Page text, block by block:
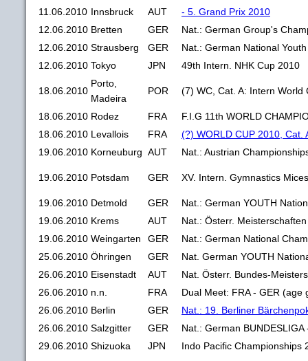
11.06.2010 Innsbruck AUT
- 5. Grand Prix 2010
12.06.2010 Bretten GER
Nat.: German Group's
12.06.2010 Strausberg GER
Nat.: German National
12.06.2010 Tokyo JPN 49th Intern. NHK Cup 2010
18.06.2010
Porto,
Madeira
POR (7) WC, Cat. A: Intern World
18.06.2010 Rodez FRA
F.I.G 11th WORLD
18.06.2010 Levallois FRA
(?) WORLD CUP 2010, Cat.
19.06.2010 Korneuburg AUT Nat.: Austrian
19.06.2010 Potsdam GER XV. Intern. Gymnastics
19.06.2010 Detmold GER
Nat.: German YOUTH
19.06.2010 Krems AUT
Nat.: Österr.
19.06.2010 Weingarten GER
Nat.: German National
25.06.2010 Öhringen GER
Nat. German YOUTH
26.06.2010 Eisenstadt AUT
Nat. Österr. Bundes-
26.06.2010 n.n. FRA
Dual Meet: FRA - GER (age
26.06.2010 Berlin GER
Nat.: 19. Berliner
26.06.2010 Salzgitter GER
Nat.: German BUNDESLIGA
29.06.2010 Shizuoka JPN Indo Pacific Championships